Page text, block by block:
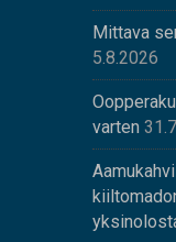
Mittava
5.8.2026
varten